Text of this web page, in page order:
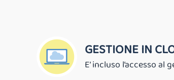
GESTIONE IN
E’ incluso l’accesso